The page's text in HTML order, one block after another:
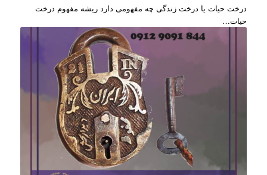
درخت حیات یا درخت زندگی چه مفهومی دارد ریشه مفهوم درخت
حیات…